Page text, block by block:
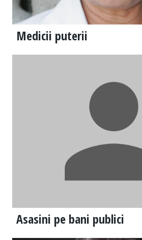
Medicii puterii
Asasini pe bani publici